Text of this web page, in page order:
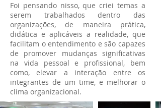
Foi pensando nisso, que criei temas a
serem trabalhados dentro das
organizações, de maneira prática,
didática e aplicáveis a realidade, que
facilitam o entendimento e são capazes
de promover mudanças significativas
na vida pessoal e profissional, bem
como, elevar a interação entre os
integrantes de um time, e melhorar o
clima organizacional.